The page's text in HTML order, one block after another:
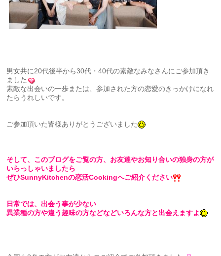
男女共に20代後半から30代・40代の素敵なみなさんにご参加頂き
ました
素敵な出会いの一歩または、参加された方の恋愛のきっかけになれ
たらうれしいです。
ご参加頂いた皆様ありがとうございました
そして、このブログをご覧の方、お友達やお知り合いの独身の方が
いらっしゃいましたら
ぜひSunnyKitchenの恋活Cookingへご紹介ください
日常では、出会う事が少ない
異業種の方や違う趣味の方などなどいろんな方と出会えますよ